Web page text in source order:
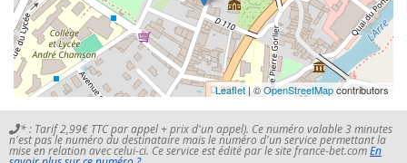
Leaflet | ©OpenStreetMapcontributors
* : Tarif 2,99€ TTC par appel + prix d'un appel). Ce numéro valable 3 minutes
n'est pas le numéro du destinataire mais le numéro d'un service permettant la
mise en relation avec celui-ci. Ce service est édité par le site france-bet.comEn